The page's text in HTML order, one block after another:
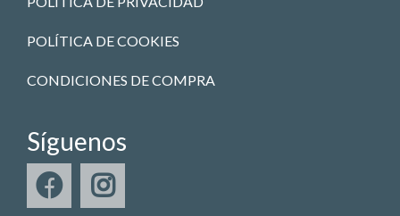
POLÍTICA DE COOKIES
CONDICIONES DE COMPRA
Síguenos